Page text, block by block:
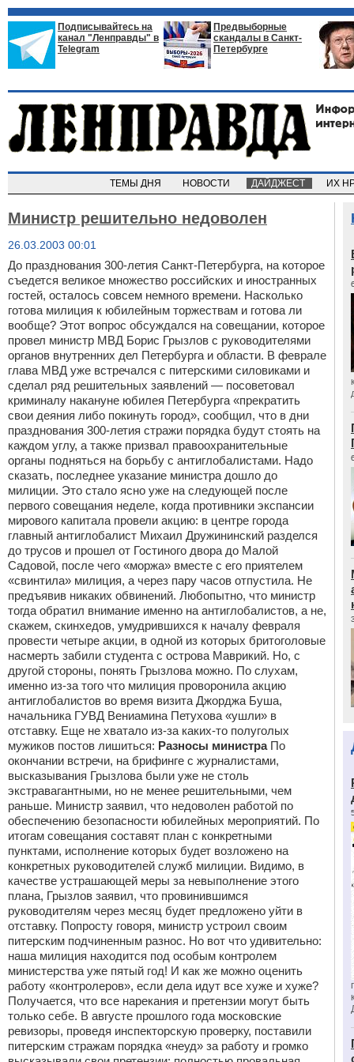
Подписывайтесь на
канал "Ленправды" в
Telegram
Предвыборные
скандалы в Санкт-
Петербурге
ТЕМЫ ДНЯ НОВОСТИ ДАЙДЖЕСТ ИХ
Министр решительно недоволен
26.03.2003 00:01
До празднования 300-летия Санкт-Петербурга, на которое
съедется великое множество российских и иностранных
гостей, осталось совсем немного времени. Насколько
готова милиция к юбилейным торжествам и готова ли
вообще? Этот вопрос обсуждался на совещании, которое
провел министр МВД Борис Грызлов с руководителями
органов внутренних дел Петербурга и области. В феврале
глава МВД уже встречался с питерскими силовиками и
сделал ряд решительных заявлений — посоветовал
криминалу накануне юбилея Петербурга «прекратить
свои деяния либо покинуть город», сообщил, что в дни
празднования 300-летия стражи порядка будут стоять на
каждом углу, а также призвал правоохранительные
органы подняться на борьбу с антиглобалистами. Надо
сказать, последнее указание министра дошло до
милиции. Это стало ясно уже на следующей после
первого совещания неделе, когда противники экспансии
мирового капитала провели акцию: в центре города
главный антиглобалист Михаил Дружининский разделся
до трусов и прошел от Гостиного двора до Малой
Садовой, после чего «моржа» вместе с его приятелем
«свинтила» милиция, а через пару часов отпустила. Не
предъявив никаких обвинений. Любопытно, что министр
тогда обратил внимание именно на антиглобалистов, а не,
скажем, скинхедов, умудрившихся к началу февраля
провести четыре акции, в одной из которых бритоголовые
насмерть забили студента с острова Маврикий. Но, с
другой стороны, понять Грызлова можно. По слухам,
именно из-за того что милиция проворонила акцию
антиглобалистов во время визита Джорджа Буша,
начальника ГУВД Вениамина Петухова «ушли» в
отставку. Еще не хватало из-за каких-то полуголых
мужиков постов лишиться: Разносы министраПо
окончании встречи, на брифинге с журналистами,
высказывания Грызлова были уже не столь
экстравагантными, но не менее решительными, чем
раньше. Министр заявил, что недоволен работой по
обеспечению безопасности юбилейных мероприятий. По
итогам совещания составят план с конкретными
пунктами, исполнение которых будет возложено на
конкретных руководителей служб милиции. Видимо, в
качестве устрашающей меры за невыполнение этого
плана, Грызлов заявил, что провинившимся
руководителям через месяц будет предложено уйти в
отставку. Попросту говоря, министр устроил своим
питерским подчиненным разнос. Но вот что удивительно:
наша милиция находится под особым контролем
министерства уже пятый год! И как же можно оценить
работу «контролеров», если дела идут все хуже и хуже?
Получается, что все нарекания и претензии могут быть
только себе. В августе прошлого года московские
ревизоры, проведя инспекторскую проверку, поставили
питерским стражам порядка «неуд» за работу и громко